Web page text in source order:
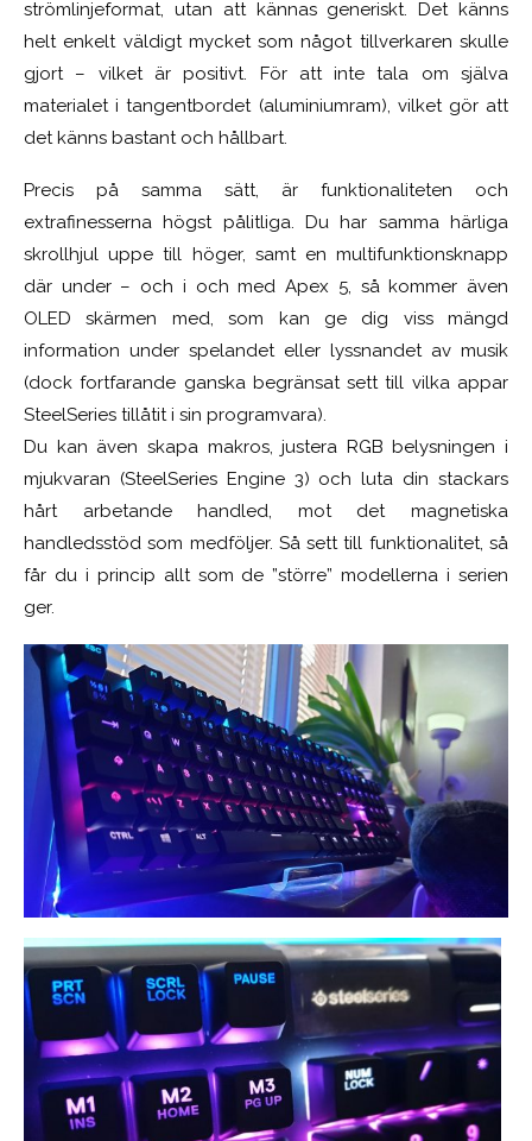
strömlinjeformat, utan att kännas generiskt. Det känns
helt enkelt väldigt mycket som något tillverkaren skulle
gjort – vilket är positivt. För att inte tala om själva
materialet i tangentbordet (aluminiumram), vilket gör att
det känns bastant och hållbart.
Precis på samma sätt, är funktionaliteten och
extrafinesserna högst pålitliga. Du har samma härliga
skrollhjul uppe till höger, samt en multifunktionsknapp
där under – och i och med Apex 5, så kommer även
OLED skärmen med, som kan ge dig viss mängd
information under spelandet eller lyssnandet av musik
(dock fortfarande ganska begränsat sett till vilka appar
SteelSeries tillåtit i sin programvara).
Du kan även skapa makros, justera RGB belysningen i
mjukvaran (SteelSeries Engine 3) och luta din stackars
hårt arbetande handled, mot det magnetiska
handledsstöd som medföljer. Så sett till funktionalitet, så
får du i princip allt som de ”större” modellerna i serien
ger.